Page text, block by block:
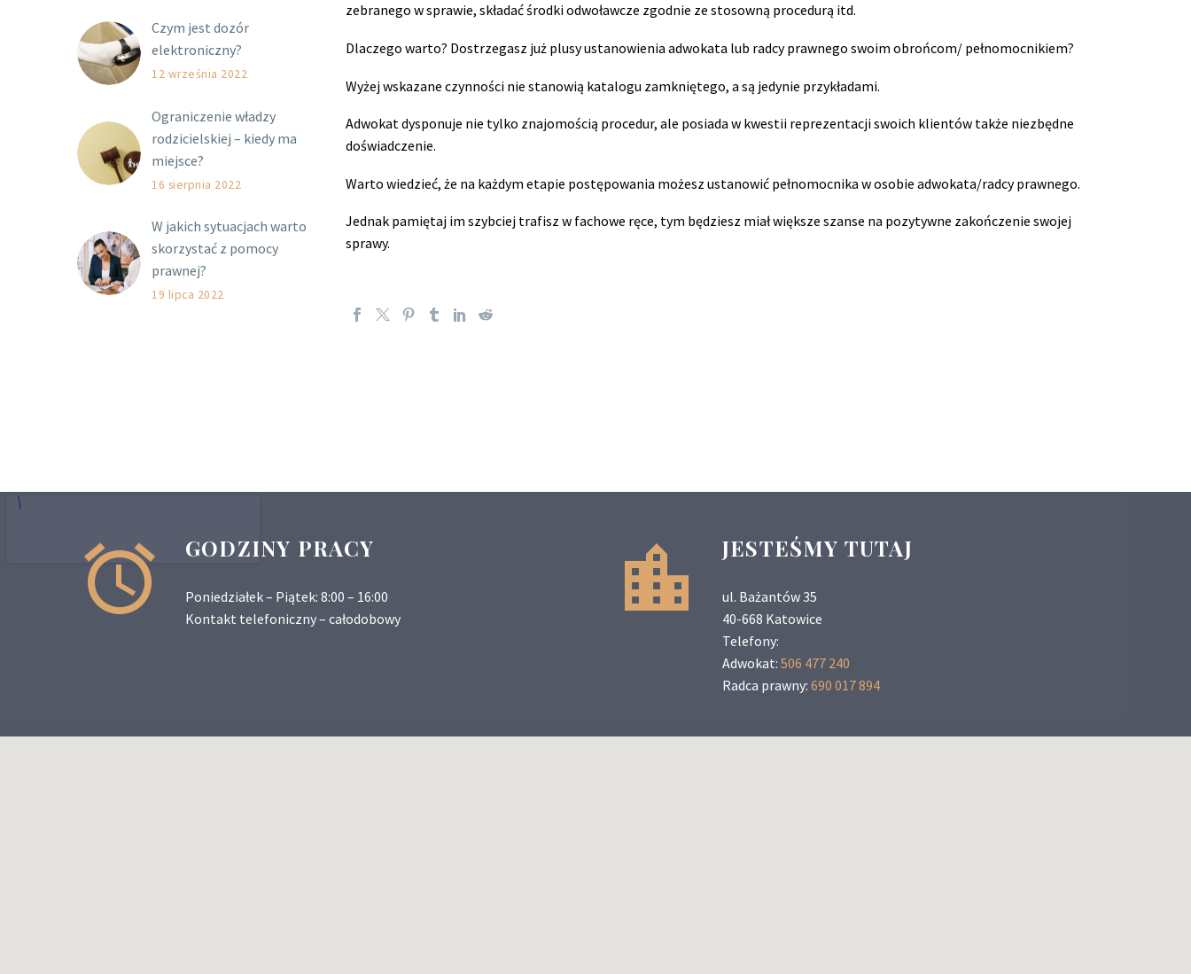
zebranego w sprawie, składać środki odwoławcze zgodnie ze stosowną procedurą itd.
Dlaczego warto? Dostrzegasz już plusy ustanowienia adwokata lub radcy prawnego swoim obrońcom/ pełnomocnikiem?
Wyżej wskazane czynności nie stanowią katalogu zamkniętego, a są jedynie przykładami.
Adwokat dysponuje nie tylko znajomością procedur, ale posiada w kwestii reprezentacji swoich klientów także niezbędne
doświadczenie.
Warto wiedzieć, że na każdym etapie postępowania możesz ustanowić pełnomocnika w osobie adwokata/radcy prawnego.
Jednak pamiętaj im szybciej trafisz w fachowe ręce, tym będziesz miał większe szanse na pozytywne zakończenie swojej
sprawy.
Czym jest dozór
elektroniczny?
12 września 2022
Ograniczenie władzy
rodzicielskiej – kiedy ma
miejsce?
16 sierpnia 2022
W jakich sytuacjach warto
skorzystać z pomocy
prawnej?
19 lipca 2022
GODZINY PRACY
Poniedziałek – Piątek: 8:00 – 16:00
Kontakt telefoniczny – całodobowy
JESTEŚMY TUTAJ
ul. Bażantów 35
40-668 Katowice
Telefony:
Adwokat: 506 477 240
Radca prawny: 690 017 894